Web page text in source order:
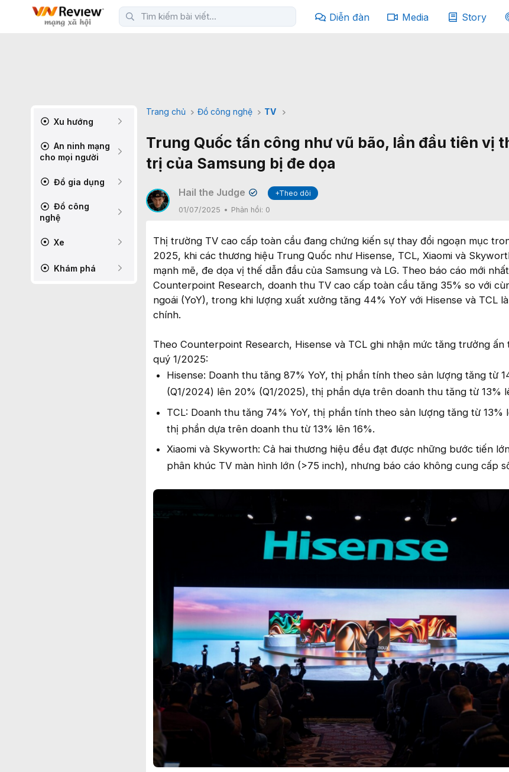
Diễn đàn Media Story
Xu hướng
An ninh mạng
cho mọi người
Đồ gia dụng
Đồ công
nghệ
Xe
Khám phá
Trang chủ Đồ công nghệ TV
Trung Quốc tấn công như vũ bão, lần đầu tiên vị
trị của Samsung bị đe dọa
Hail the Judge ✔
+Theo dõi
01/07/2025
Phản hồi: 0
Thị trường TV cao cấp toàn cầu đang chứng kiến sự thay đổi ngoạn mục
2025, khi các thương hiệu Trung Quốc như Hisense, TCL, Xiaomi và
mạnh mẽ, đe dọa vị thế dẫn đầu của Samsung và LG. Theo báo cáo mới
Counterpoint Research, doanh thu TV cao cấp toàn cầu tăng 35% so với
ngoái (YoY), trong khi lượng xuất xưởng tăng 44% YoY với Hisense và TCL
chính.
Theo Counterpoint Research, Hisense và TCL ghi nhận mức tăng trưởng
quý 1/2025:
Hisense: Doanh thu tăng 87% YoY, thị phần tính theo sản lượng tăng từ
(Q1/2024) lên 20% (Q1/2025), thị phần dựa trên doanh thu tăng từ 13%
TCL: Doanh thu tăng 74% YoY, thị phần tính theo sản lượng tăng từ 13%
thị phần dựa trên doanh thu từ 13% lên 16%.
Xiaomi và Skyworth: Cả hai thương hiệu đều đạt được những bước tiến
phân khúc TV màn hình lớn (>75 inch), nhưng báo cáo không cung cấp